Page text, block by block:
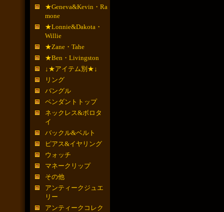
★Geneva&Kevin・Ra
mone
★Lonnie&Dakota・
Willie
★Zane・Tahe
★Ben・Livingston
↓★アイテム別★↓
リング
バングル
ペンダントトップ
ネックレス&ボロタ
イ
バックル&ベルト
ピアス&イヤリング
ウォッチ
マネークリップ
その他
アンティークジュエ
リー
アンティークコレク